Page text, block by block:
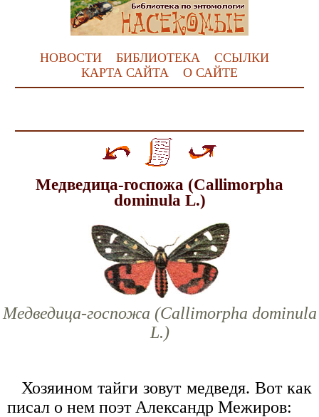
НОВОСТИ БИБЛИОТЕКА
ССЫЛКИ
КАРТА САЙТА
О САЙТЕ
Медведица-госпожа (Callimorpha
dominula L.)
Медведица-госпожа (Callimorpha dominula
L.)
Хозяином тайги зовут медведя. Вот как
писал о нем поэт Александр Межиров: